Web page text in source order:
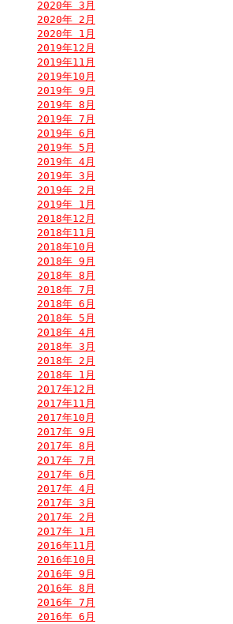
2020年 3月
2020年 2月
2020年 1月
2019年12月
2019年11月
2019年10月
2019年 9月
2019年 8月
2019年 7月
2019年 6月
2019年 5月
2019年 4月
2019年 3月
2019年 2月
2019年 1月
2018年12月
2018年11月
2018年10月
2018年 9月
2018年 8月
2018年 7月
2018年 6月
2018年 5月
2018年 4月
2018年 3月
2018年 2月
2018年 1月
2017年12月
2017年11月
2017年10月
2017年 9月
2017年 8月
2017年 7月
2017年 6月
2017年 4月
2017年 3月
2017年 2月
2017年 1月
2016年11月
2016年10月
2016年 9月
2016年 8月
2016年 7月
2016年 6月